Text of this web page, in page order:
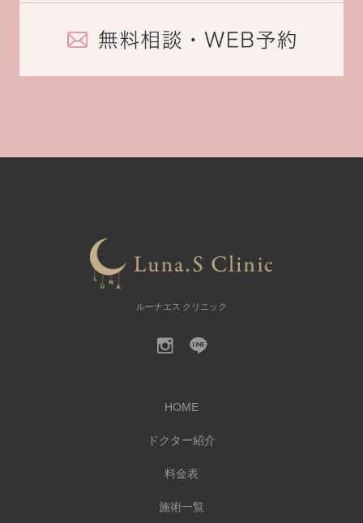
ルーナエス クリニック
HOME
ドクター紹介
料金表
施術一覧